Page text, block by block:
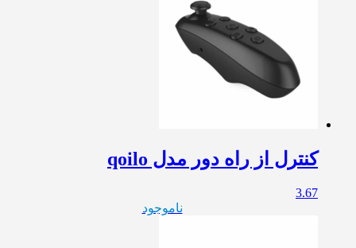
کنترل از راه دور مدل qoilo
3.67
ناموجود